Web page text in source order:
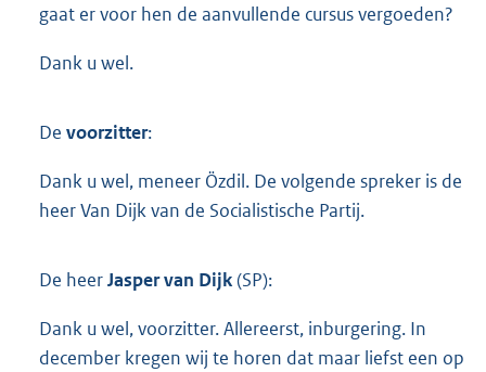
gaat er voor hen de aanvullende cursus vergoeden?
Dank u wel.
De voorzitter:
Dank u wel, meneer Özdil. De volgende spreker is de
heer Van Dijk van de Socialistische Partij.
De heerJasper van Dijk(SP):
Dank u wel, voorzitter. Allereerst, inburgering. In
december kregen wij te horen dat maar liefst een op